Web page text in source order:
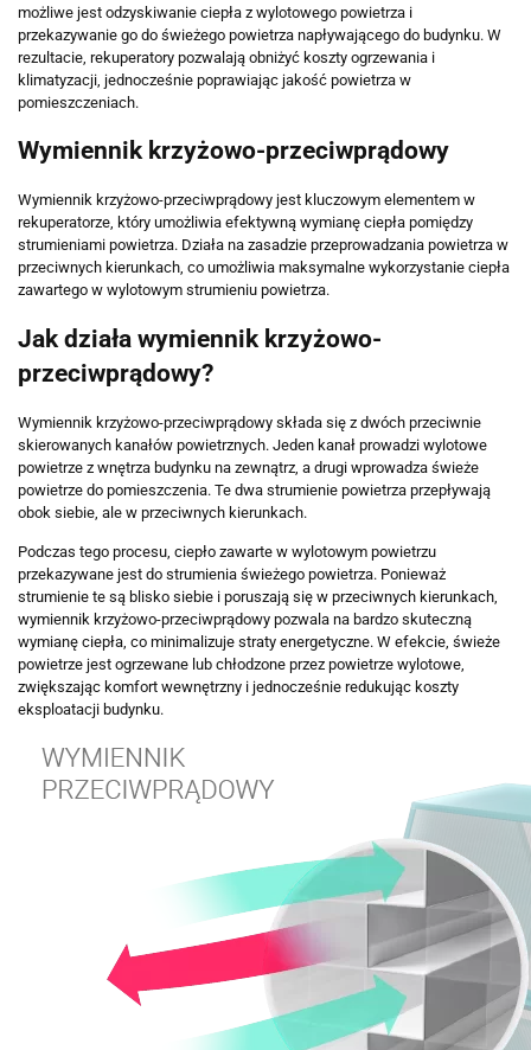
możliwe jest odzyskiwanie ciepła z wylotowego powietrza i
przekazywanie go do świeżego powietrza napływającego do budynku. W
rezultacie, rekuperatory pozwalają obniżyć koszty ogrzewania i
klimatyzacji, jednocześnie poprawiając jakość powietrza w
pomieszczeniach.
Wymiennik krzyżowo-przeciwprądowy
Wymiennik krzyżowo-przeciwprądowy jest kluczowym elementem w
rekuperatorze, który umożliwia efektywną wymianę ciepła pomiędzy
strumieniami powietrza. Działa na zasadzie przeprowadzania powietrza w
przeciwnych kierunkach, co umożliwia maksymalne wykorzystanie ciepła
zawartego w wylotowym strumieniu powietrza.
Jak działa wymiennik krzyżowo-
przeciwprądowy?
Wymiennik krzyżowo-przeciwprądowy składa się z dwóch przeciwnie
skierowanych kanałów powietrznych. Jeden kanał prowadzi wylotowe
powietrze z wnętrza budynku na zewnątrz, a drugi wprowadza świeże
powietrze do pomieszczenia. Te dwa strumienie powietrza przepływają
obok siebie, ale w przeciwnych kierunkach.
Podczas tego procesu, ciepło zawarte w wylotowym powietrzu
przekazywane jest do strumienia świeżego powietrza. Ponieważ
strumienie te są blisko siebie i poruszają się w przeciwnych kierunkach,
wymiennik krzyżowo-przeciwprądowy pozwala na bardzo skuteczną
wymianę ciepła, co minimalizuje straty energetyczne. W efekcie, świeże
powietrze jest ogrzewane lub chłodzone przez powietrze wylotowe,
zwiększając komfort wewnętrzny i jednocześnie redukując koszty
eksploatacji budynku.